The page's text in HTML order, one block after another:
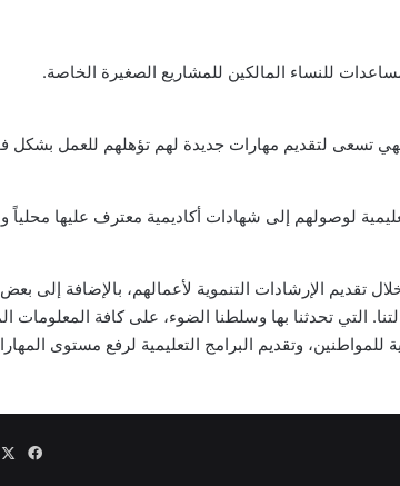
للنساء المالكين للمشاريع الصغيرة الخاصة.
تسعى لتقديم مهارات جديدة لهم تؤهلهم للعمل بشكل
لوصولهم إلى شهادات أكاديمية معترف عليها محلياً
تقديم الإرشادات التنموية لأعمالهم، بالإضافة إلى بعض
التي تحدثنا بها وسلطنا الضوء، على كافة
للمواطنين، وتقديم البرامج التعليمية لرفع مستوى